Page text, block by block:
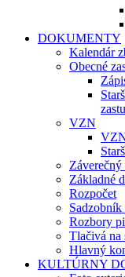
DOKUMENTY
Kalendár
Obecné
VZN
Záverečný
Základné
Rozpočet
Rozbory
Tlačivá na
Hlavný
KULTÚRNY